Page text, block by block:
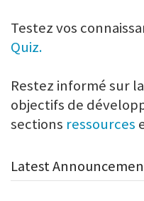
Testez vos
Quiz.
Restez informé sur
objectifs de
sections ressources
Latest